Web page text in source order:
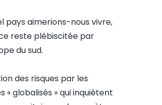
pays aimerions-nous vivre,
reste plébiscitée par
du sud.
des risques par les
« globalisés » qui inquiètent